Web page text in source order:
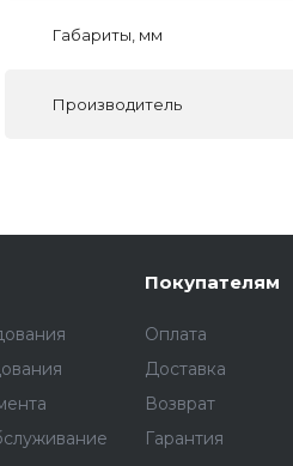
Габариты, мм
Производитель
Покупателям
Оплата
Доставка
Возврат
Гарантия